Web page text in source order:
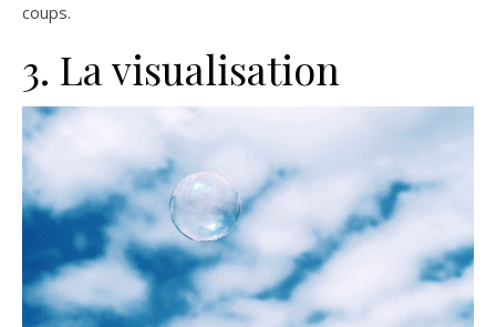
coups.
3. La visualisation